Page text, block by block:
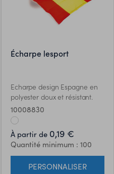
écharpe lesport
Echarpe design Espagne en
polyester doux et résistant.
10008830
À partir de 0,19 €
Quantité minimum : 100
PERSONNALISER